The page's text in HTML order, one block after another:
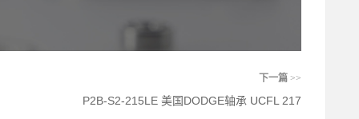
下一篇 >>
P2B-S2-215LE 美国DODGE轴承 UCFL 217